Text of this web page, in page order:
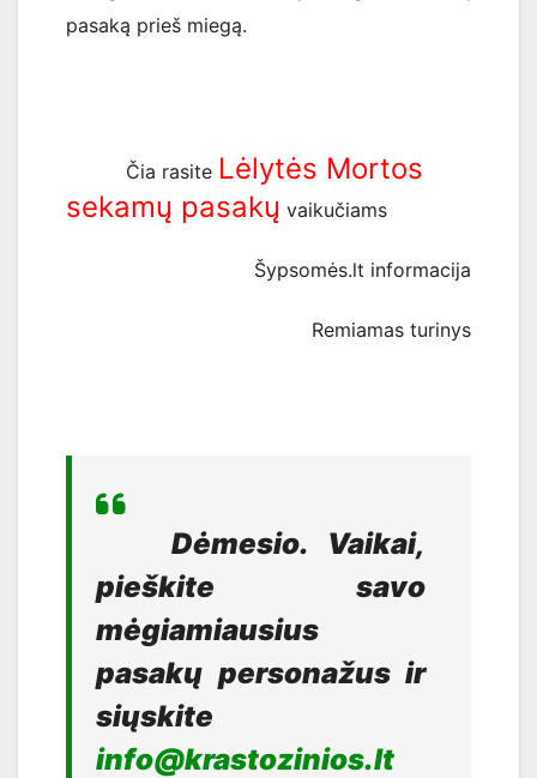
pasaką prieš miegą.
Čia rasite Lėlytės Mortos
sekamų pasakų vaikučiams
Šypsomės.lt informacija
Remiamas turinys
Dėmesio. Vaikai,
pieškite savo
mėgiamiausius
pasakų personažus ir
siųskite
info@krastozinios.lt